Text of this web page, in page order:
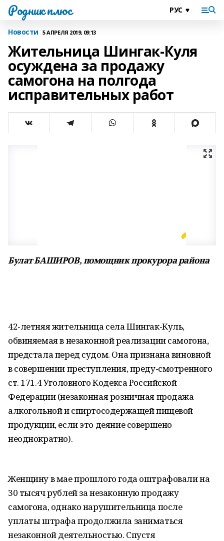
Родник плюс
Новости 5 АПРЕЛЯ 2019, 09:13
Жительница Шингак-Куля
осуждена за продажу
самогона на полгода
исправительных работ
Булат БАШИРОВ, помощник прокурора района
42-летняя жительница села Шингак-Куль,
обвиняемая в незаконной реализации самогона,
предстала перед судом. Она признана виновной
в совершении преступления, преду-смотренного
ст. 171.4 Уголовного Кодекса Российской
Федерации (незаконная розничная продажа
алкогольной и спиртосодержащей пищевой
продукции, если это деяние совершено
неоднократно).
Женщину в мае прошлого года оштрафовали на
30 тысяч рублей за незаконную продажу
самогона, однако нарушительница после
уплаты штрафа продолжила заниматься
незаконной деятельностью. Спустя